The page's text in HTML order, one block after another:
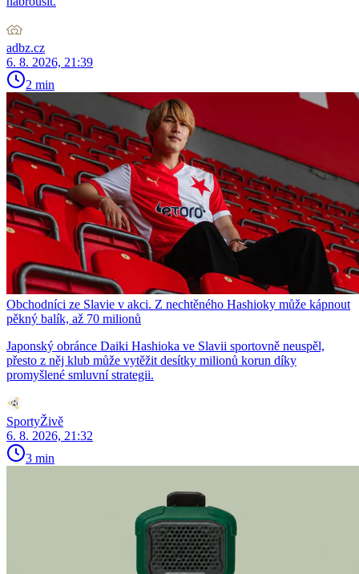
adbz.cz
6. 8. 2026, 21:39
2 min
Obchodníci ze Slavie v akci. Z nechtěného Hashioky může kápnout
pěkný balík, až 70 milionů
Japonský obránce Daiki Hashioka ve Slavii sportovně neuspěl,
přesto z něj klub může vytěžit desítky milionů korun díky
promyšlené smluvní strategii.
SportyŽivě
6. 8. 2026, 21:32
3 min